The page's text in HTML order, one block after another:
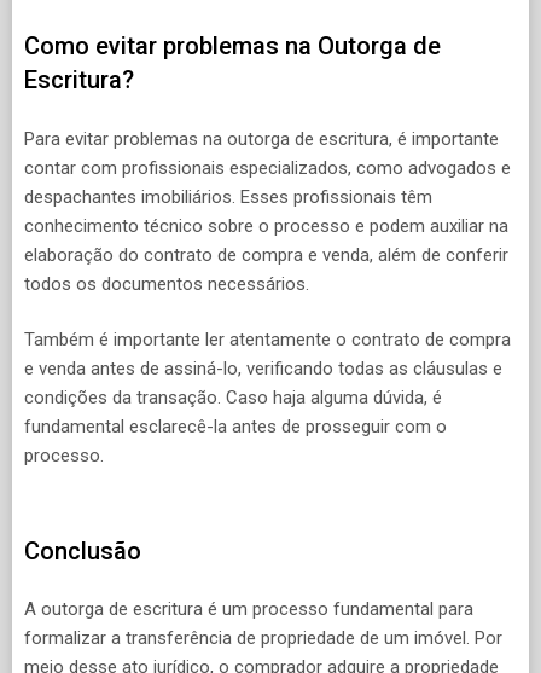
Como evitar problemas na Outorga de
Escritura?
Para evitar problemas na outorga de escritura, é importante
contar com profissionais especializados, como advogados e
despachantes imobiliários. Esses profissionais têm
conhecimento técnico sobre o processo e podem auxiliar na
elaboração do contrato de compra e venda, além de conferir
todos os documentos necessários.
Também é importante ler atentamente o contrato de compra
e venda antes de assiná-lo, verificando todas as cláusulas e
condições da transação. Caso haja alguma dúvida, é
fundamental esclarecê-la antes de prosseguir com o
processo.
Conclusão
A outorga de escritura é um processo fundamental para
formalizar a transferência de propriedade de um imóvel. Por
meio desse ato jurídico, o comprador adquire a propriedade